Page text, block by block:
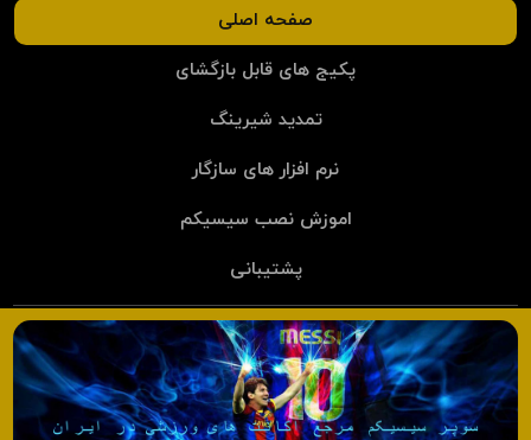
صفحه اصلی
پکیج های قابل بازگشای
تمدید شیرینگ
نرم افزار های سازگار
اموزش نصب سیسیکم
پشتیبانی